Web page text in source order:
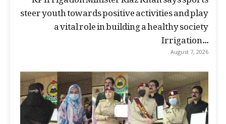
steer youth towards positive activities and play
a vital role in building a healthy society
Irrigation...
August 7, 2026